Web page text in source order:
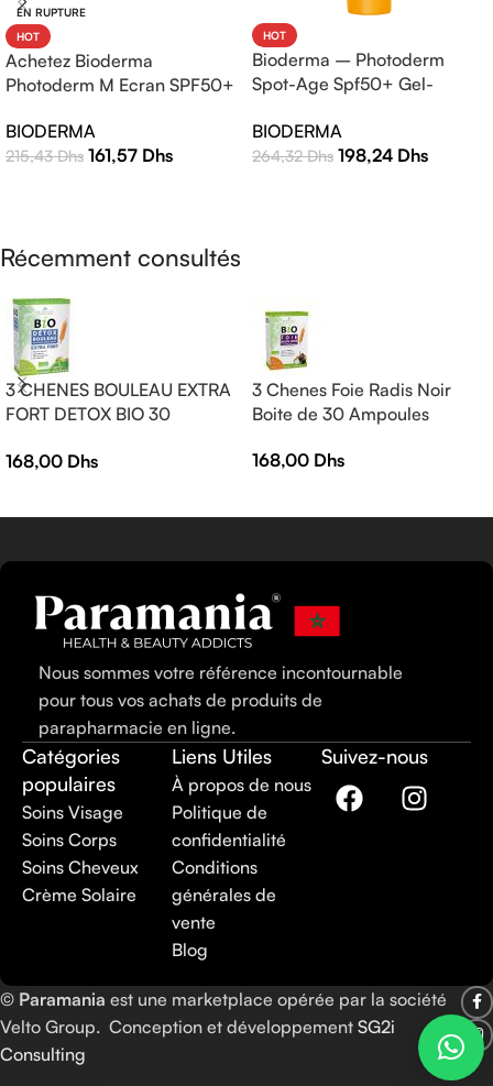
EN RUPTURE
HOT
Achetez Bioderma
Photoderm M Ecran SPF50+
Protection Solaire Haute
Efficacité
BIODERMA
215,43Dhs 161,57 Dhs
HOT
Bioderma – Photoderm
Spot-Age Spf50+ Gel-
BIODERMA
264,32Dhs 198,24 Dhs
Récemment consultés
3 CHENES BOULEAU EXTRA
FORT DETOX BIO 30
168,00 Dhs
3 Chenes Foie Radis Noir
Boite de 30 Ampoules
168,00 Dhs
Nous sommes votre référence incontournable
pour tous vos achats de produits de
parapharmacie en ligne.
Catégories
populaires
Soins Visage
Soins Corps
Soins Cheveux
Crème Solaire
Liens Utiles
À propos de nous
Politique de
confidentialité
Conditions
générales de
vente
Blog
Suivez-nous
© Paramania est une marketplace opérée par la société
Velto Group. Conception et développement SG2i
Consulting